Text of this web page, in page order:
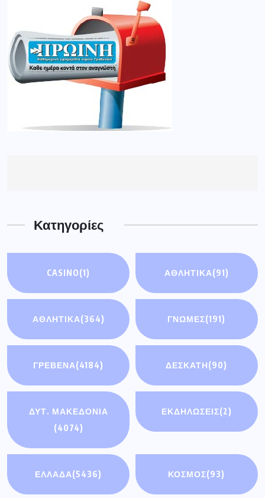
Κατηγορίες
CASINO(1) ΑΘΛΗΤΙΚΆ(91)
ΑΘΛΗΤΙΚΑ(364) ΓΝΩΜΕΣ(191)
ΓΡΕΒΕΝΑ(4184) ΔΕΣΚΑΤΗ(90)
ΔΥΤ. ΜΑΚΕΔΟΝΙΑ
(4074)
ΕΚΔΗΛΩΣΕΙΣ(2)
ΕΛΛΑΔΑ(5436) ΚΟΣΜΟΣ(93)